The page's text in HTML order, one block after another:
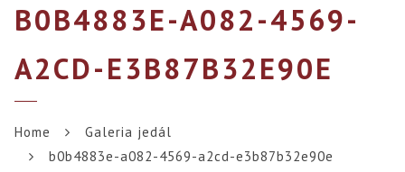
B0B4883E-A082-4569-
A2CD-E3B87B32E90E
Home
Galeria jedál
b0b4883e-a082-4569-a2cd-e3b87b32e90e